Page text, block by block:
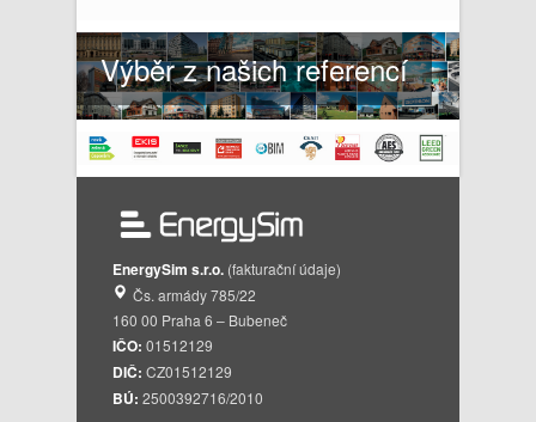
Výběr z našich referencí
EnergySim s.r.o. (fakturační údaje)
Čs. armády 785/22
160 00 Praha 6 – Bubeneč
IČO: 01512129
DIČ: CZ01512129
BÚ: 2500392716/2010